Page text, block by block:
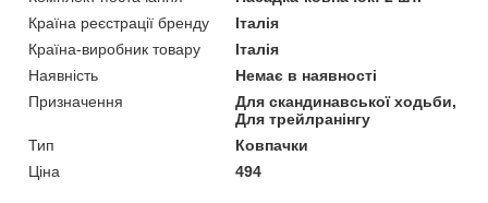
Країна реєстрації бренду
Італія
Країна-виробник товару
Італія
Наявність
Немає в наявності
Призначення
Для скандинавської ходьби,
Для трейлранінгу
Тип
Ковпачки
Ціна
494